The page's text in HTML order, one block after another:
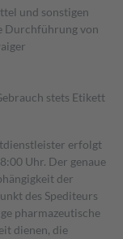
und sonstigen
Durchführung von
stets Etikett
erfolgt
Uhr. Der genaue
der
des Spediteurs
pharmazeutische
dienen, die